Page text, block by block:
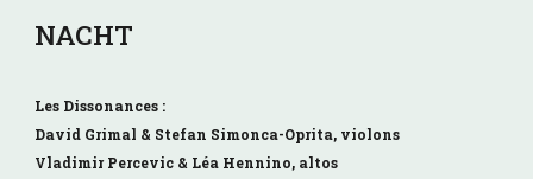
NACHT
Les Dissonances :
David Grimal & Stefan Simonca-Oprita, violons
Vladimir Percevic & Léa Hennino, altos